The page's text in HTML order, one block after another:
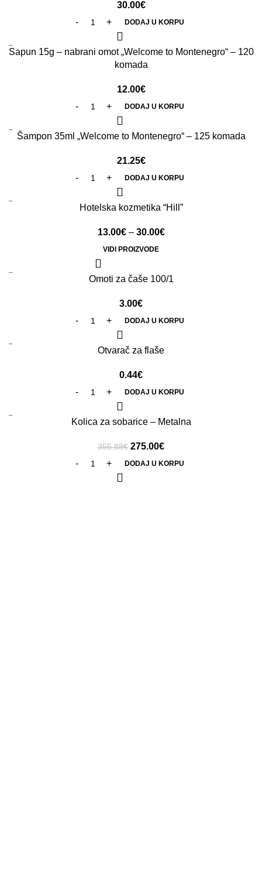
30.00€
DODAJ U KORPU
Sapun 15g – nabrani omot „Welcome to Montenegro“ – 120
komada
12.00€
DODAJ U KORPU
Šampon 35ml „Welcome to Montenegro“ – 125 komada
21.25€
DODAJ U KORPU
Hotelska kozmetika “Hill”
13.00€ – 30.00€
VIDI PROIZVODE
Omoti za čaše 100/1
3.00€
DODAJ U KORPU
Otvarač za flaše
0.44€
DODAJ U KORPU
Kolica za sobarice – Metalna
355.88€ 275.00€
DODAJ U KORPU